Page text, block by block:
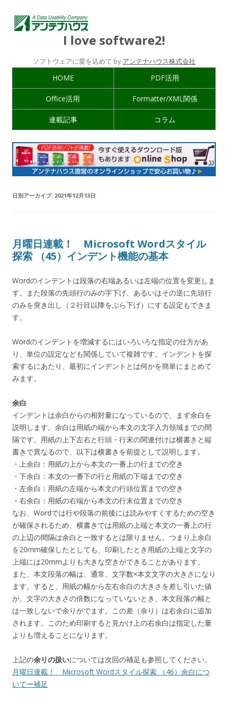
I love software2!
ソフトウェアに愛を込めて by アンテナハウス株式会社
HOME PDF活用
Office活用 Formatter/XML関係
連載記事 コラム
日別アーカイブ: 2021年12月13日
月曜日連載！ Microsoft Wordスタイル
探索 （45）インデント機能の基本
Wordのインデントは段落の右端あるいは左端の位置を変更しま
す。また段落の先頭行のみの字下げ、あるいはその逆に先頭行
のみを突き出し（２行目以降をぶら下げ）にする設定もできま
す。
Wordのインデントを増減するにはいろいろな指定の仕方があ
り、単位の設定なども関係していて複雑です。インデントを探
索するにあたり、最初にインデントとは何かを簡単にまとめて
みます。
余白
インデントは余白からの相対量になっているので、まず余白を
説明します。余白は用紙の端から本文の文字入力領域までの間
隔です。用紙の上下左右と行頭・行末の関連付けは横書きと縦
書きで異なるので、以下は横書きを前提として説明します。
・上余白：用紙の上から本文の一番上の行までの空き
・下余白：本文の一番下の行と用紙の下端までの空き
・左余白：用紙の左端から本文の行頭位置までの空き
・右余白：用紙の右端から本文の行末位置までの空き
なお、Wordでは行や段落の前後には読みやすくするための空き
が確保されるため、横書きでは用紙の上端と本文の一番上の行
の上辺の間隔は余白と一致するとは限りません。つまり上余白
を20mm確保したとしても、印刷したとき用紙の上端と文字の
上端には20mmよりも大きな空きができることがあります。
また、本文段落の幅は、通常、文字数×本文文字の大きさになり
ます。すると、用紙の幅から左右余白の大きさを差し引いた値
が、文字の大きさの倍数になっていないとき、本文段落の幅と
は一致しないで余りがでます。この差（余り）は右余白に追加
されます。このため印刷すると見かけ上の右余白は指定した量
よりも増えることになります。
上記の余りの扱いについては次回の補足も参照してください。
月曜日連載！ Microsoft Wordスタイル探索 （46）余白につ
いてー補足